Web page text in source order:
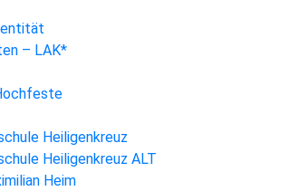
– LAK*
Heiligenkreuz
Heiligenkreuz ALT
Heim